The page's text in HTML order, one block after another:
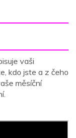
vaši
kdo jste a z čeho
měsíční